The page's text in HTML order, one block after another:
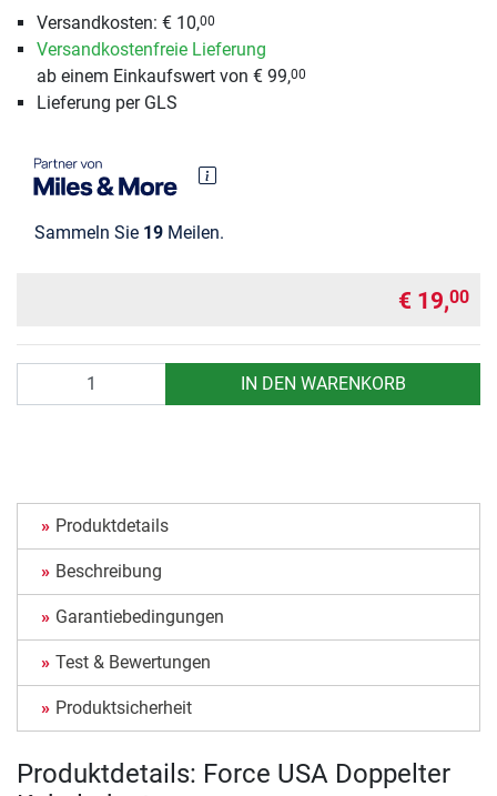
Versandkosten: € 10,00
Versandkostenfreie Lieferung
ab einem Einkaufswert von € 99,00
Lieferung per GLS
Sammeln Sie 19 Meilen.
€ 19,00
IN DEN WARENKORB
Produktdetails
Beschreibung
Garantiebedingungen
Test & Bewertungen
Produktsicherheit
Produktdetails: Force USA Doppelter